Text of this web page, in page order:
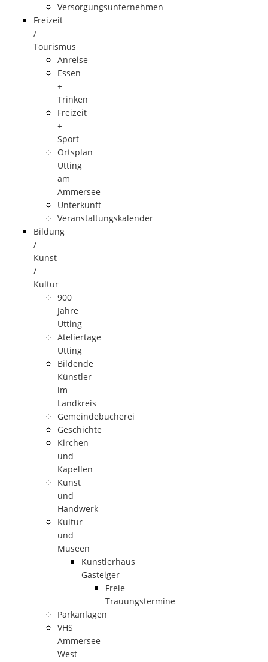
Versorgungsunternehmen
Freizeit
/
Tourismus
Anreise
Essen
+
Trinken
Freizeit
+
Sport
Ortsplan
Utting
am
Ammersee
Unterkunft
Veranstaltungskalender
Bildung
/
Kunst
/
Kultur
900
Jahre
Utting
Ateliertage
Utting
Bildende
Künstler
im
Landkreis
Gemeindebücherei
Geschichte
Kirchen
und
Kapellen
Kunst
und
Handwerk
Kultur
und
Museen
Künstlerhaus
Gasteiger
Freie
Trauungstermine
Parkanlagen
VHS
Ammersee
West